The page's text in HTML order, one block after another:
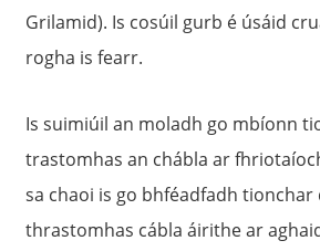
Grilamid). Is cosúil gurb é úsáid
rogha is fearr.
Is suimiúil an moladh go mbíonn
trastomhas an chábla ar
sa chaoi is go bhféadfadh
thrastomhas cábla áirithe ar